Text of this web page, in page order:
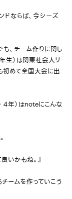
ならば、今シーズ
、チーム作りに関し
生）は関東社会人リ
初めて全国大会に出
年）はnoteにこんな
いかもね。』
ームを作っていこう